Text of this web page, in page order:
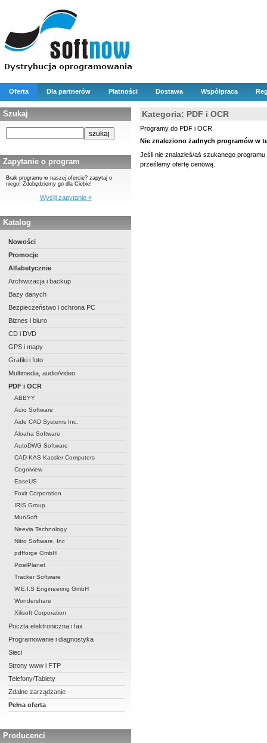
Oferta Dla partnerów Płatności Dostawa Współpraca
Szukaj
Zapytanie o program
Brak programu w naszej ofercie? zapytaj o
niego! Zdobędziemy go dla Ciebie!
Wyślij zapytanie »
Katalog
Nowości
Promocje
Alfabetycznie
Archiwizacja i backup
Bazy danych
Bezpieczeństwo i ochrona PC
Biznes i biuro
CD i DVD
GPS i mapy
Grafiki i foto
Multimedia, audio/video
PDF i OCR
ABBYY
Acro Software
Aide CAD Systems Inc.
Aloaha Software
AutoDWG Software
CAD-KAS Kassler Computers
Cogniview
EaseUS
Foxit Corporation
IRIS Group
MunSoft
Neevia Technology
Nitro Software, Inc
pdfforge GmbH
PixelPlanet
Tracker Software
W.E.I.S Engineering GmbH
Wondershare
Xilisoft Corporation
Poczta elektroniczna i fax
Programowanie i diagnostyka
Sieci
Strony www i FTP
Telefony/Tablety
Zdalne zarządzanie
Pełna oferta
Producenci
Kategoria: PDF i OCR
Programy do PDF i OCR
Nie znaleziono żadnych programów w
Jeśli nie znalazłeś/aś szukanego
prześlemy ofertę cenową.